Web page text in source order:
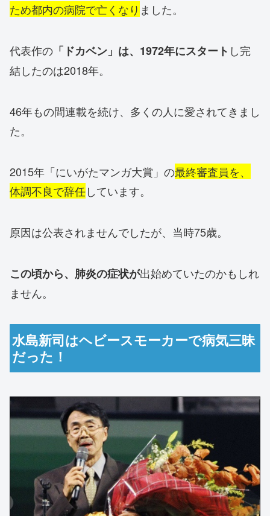
ため都内の病院で亡くなり ました。
代表作の 「ドカベン」は、1972年にスタート し完
結したのは2018年。
46年もの間連載を続け、多くの人に愛されてきまし
た。
2015年「にいがたマンガ大賞」の最終審査員を、
体調不良で辞任しています。
原因は公表されませんでしたが、当時75歳。
この頃から、肺炎の症状が出始めていたのかもしれ
ません。
水島新司はヘビースモーカーで病気三昧
だった！